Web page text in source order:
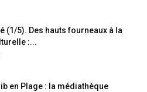
(1/5). Des hauts fourneaux à la
:...
en Plage : la médiathèque